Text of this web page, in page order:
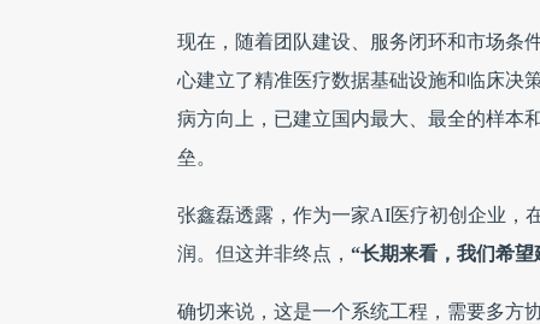
现在，随着团队建设、服务闭环和市场条
心建立了精准医疗数据基础设施和临床决
病方向上，已建立国内最大、最全的样本
垒。
张鑫磊透露，作为一家AI医疗初创企业，
润。但这并非终点， “长期来看，我们希
确切来说，这是一个系统工程，需要多方